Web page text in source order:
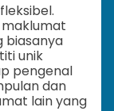
biasanya
unik
pengenal
dan
lain yang